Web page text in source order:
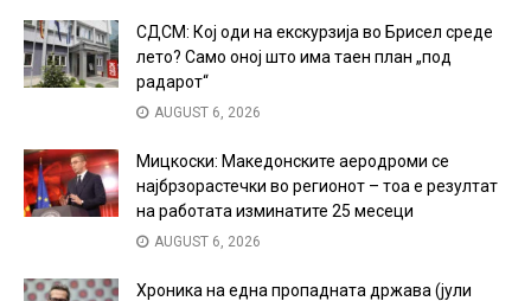
СДСМ: Кој оди на екскурзија во Брисел среде
лето? Само оној што има таен план „под
радарот“
AUGUST 6, 2026
Мицкоски: Македонските аеродроми се
најбрзорастечки во регионот – тоа е резултат
на работата изминатите 25 месеци
AUGUST 6, 2026
Хроника на една пропадната држава (јули